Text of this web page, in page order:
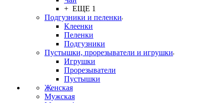
+ ЕЩЕ 1
Подгузники и пеленки
Клеенки
Пеленки
Подгузники
Пустышки, прорезыватели и игрушки
Игрушки
Прорезыватели
Пустышки
Женская
Мужская